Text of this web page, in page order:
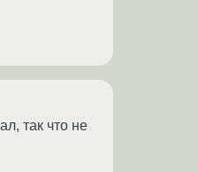
так что не